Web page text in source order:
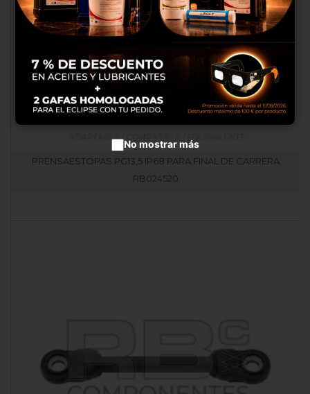
PRENSAESTOPAS PG13,5 IP68 PARA FINAL DE CARRERA
RB024520
productos en anuncios
publicitarios.
Aceptar cookies
No mostrar más